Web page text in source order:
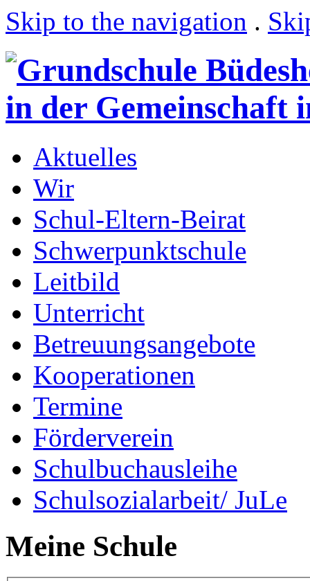
Skip to the navigation .
Aktuelles
Wir
Schul-Eltern-Beirat
Schwerpunktschule
Leitbild
Unterricht
Betreuungsangebote
Kooperationen
Termine
Förderverein
Schulbuchausleihe
Schulsozialarbeit/ JuLe
Meine Schule